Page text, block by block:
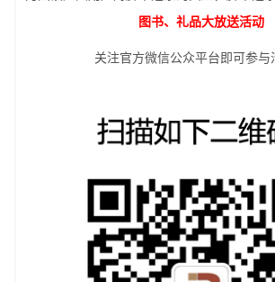
图书、礼品大放送活动
关注官方微信公众平台即可参与